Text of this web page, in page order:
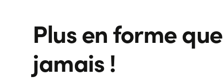
Plus en forme que
jamais !